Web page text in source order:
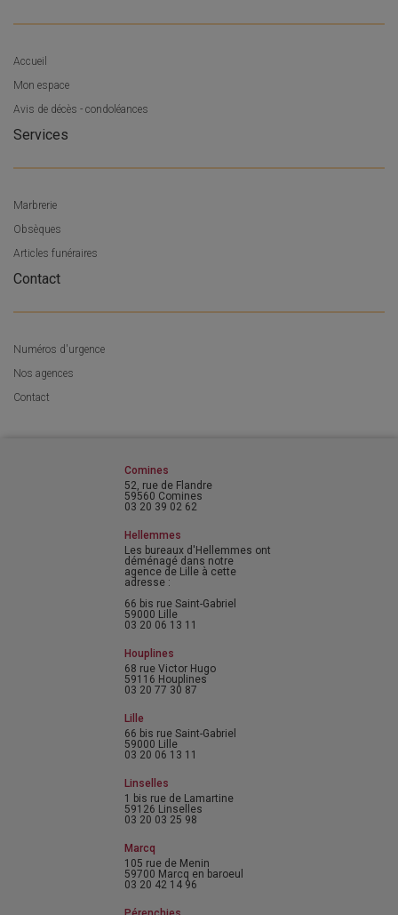
Accueil
Mon espace
Avis de décès - condoléances
Services
Marbrerie
Obsèques
Articles funéraires
Contact
Numéros d'urgence
Nos agences
Contact
Comines
52, rue de Flandre
59560 Comines
03 20 39 02 62
Hellemmes
Les bureaux d'Hellemmes ont
déménagé dans notre
agence de Lille à cette
adresse :
66 bis rue Saint-Gabriel
59000 Lille
03 20 06 13 11
Houplines
68 rue Victor Hugo
59116 Houplines
03 20 77 30 87
Lille
66 bis rue Saint-Gabriel
59000 Lille
03 20 06 13 11
Linselles
1 bis rue de Lamartine
59126 Linselles
03 20 03 25 98
Marcq
105 rue de Menin
59700 Marcq en baroeul
03 20 42 14 96